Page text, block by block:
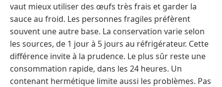
vaut mieux utiliser des œufs très frais et garder la
sauce au froid. Les personnes fragiles préfèrent
souvent une autre base. La conservation varie selon
les sources, de 1 jour à 5 jours au réfrigérateur. Cette
différence invite à la prudence. Le plus sûr reste une
consommation rapide, dans les 24 heures. Un
contenant hermétique limite aussi les problèmes. Pas